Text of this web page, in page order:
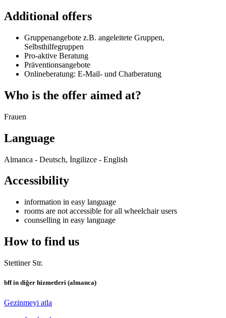
Additional offers
Gruppenangebote z.B. angeleitete Gruppen,
Selbsthilfegruppen
Pro-aktive Beratung
Präventionsangebote
Onlineberatung: E-Mail- und Chatberatung
Who is the offer aimed at?
Frauen
Language
Almanca - Deutsch, İngilizce - English
Accessibility
information in easy language
rooms are not accessible for all wheelchair users
counselling in easy language
How to find us
Stettiner Str.
bff in diğer hizmetleri (almanca)
Gezinmeyi atla